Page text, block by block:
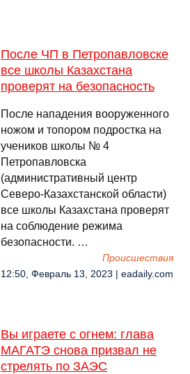
После ЧП в Петропавловске
все школы Казахстана
проверят на безопасность
После нападения вооруженного
ножом и топором подростка на
учеников школы № 4
Петропавловска
(административный центр
Северо-Казахстанской области)
все школы Казахстана проверят
на соблюдение режима
безопасности. …
Происшествия
12:50, Февраль 13, 2023 | eadaily.com
Вы играете с огнем: глава
МАГАТЭ снова призвал не
стрелять по ЗАЭС